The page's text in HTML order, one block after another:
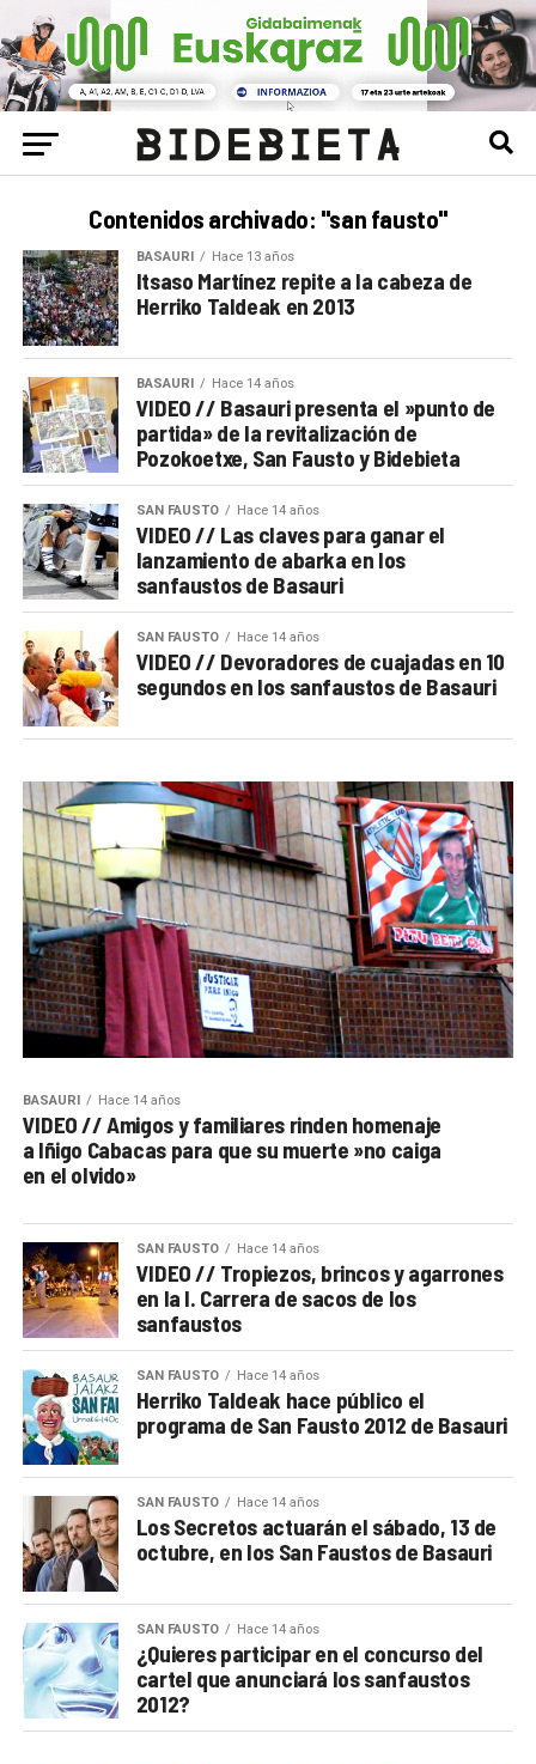
Contenidos archivado: "san fausto"
BASAURI Hace 13 años
Itsaso Martínez repite a la cabeza de
Herriko Taldeak en 2013
BASAURI Hace 14 años
VIDEO // Basauri presenta el »punto de
partida» de la revitalización de
Pozokoetxe, San Fausto y Bidebieta
SAN FAUSTO Hace 14 años
VIDEO // Las claves para ganar el
lanzamiento de abarka en los
sanfaustos de Basauri
SAN FAUSTO Hace 14 años
VIDEO // Devoradores de cuajadas en 10
segundos en los sanfaustos de Basauri
BASAURI Hace 14 años
VIDEO // Amigos y familiares rinden homenaje
a Iñigo Cabacas para que su muerte »no caiga
en el olvido»
SAN FAUSTO Hace 14 años
VIDEO // Tropiezos, brincos y agarrones
en la I. Carrera de sacos de los
sanfaustos
SAN FAUSTO Hace 14 años
Herriko Taldeak hace público el
programa de San Fausto 2012 de Basauri
SAN FAUSTO Hace 14 años
Los Secretos actuarán el sábado, 13 de
octubre, en los San Faustos de Basauri
SAN FAUSTO Hace 14 años
¿Quieres participar en el concurso del
cartel que anunciará los sanfaustos
2012?